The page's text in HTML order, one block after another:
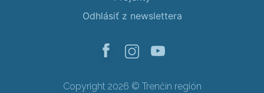
Odhlásiť z newslettera
Copyright 2026 © Trenčín región